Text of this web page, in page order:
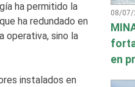
ha permitido la
ha redundado en
operativa, sino la
instalados en
08/07/
en